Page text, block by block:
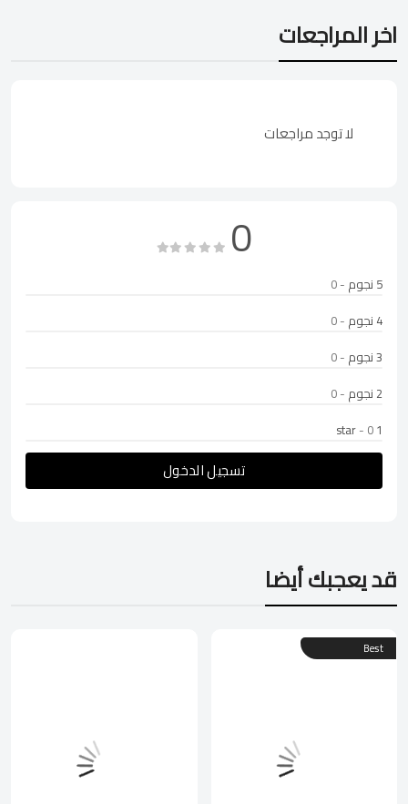
اخر المراجعات
لا توجد مراجعات
0
5 نجوم
- 0
4 نجوم
- 0
3 نجوم
- 0
2 نجوم
- 0
1 star
- 0
تسجيل الدخول
قد يعجبك أيضا
Best